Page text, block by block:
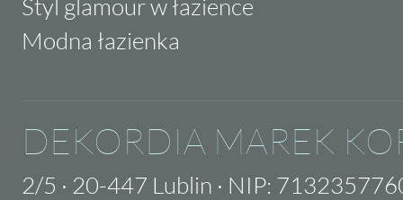
Styl glamour w łazience
Modna łazienka
DEKORDIA MAREK
2/5 · 20-447 Lublin · NIP: